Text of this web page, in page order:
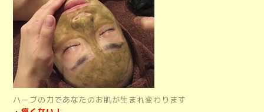
ハーブの力であなたのお肌が生まれ変わります